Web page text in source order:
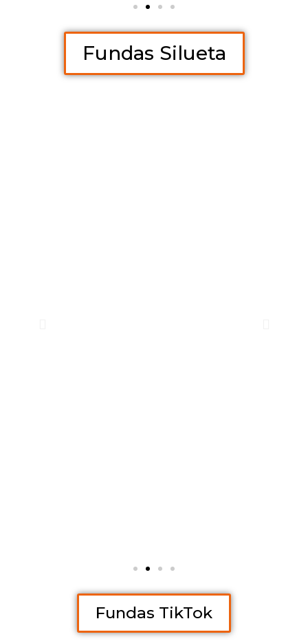
Fundas Silueta
Fundas TikTok